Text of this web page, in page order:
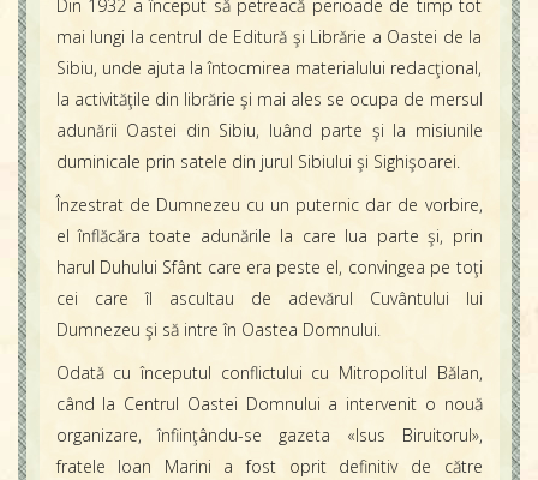
Din 1932 a început să petreacă perioade de timp tot
mai lungi la centrul de Editură şi Librărie a Oastei de la
Sibiu, unde ajuta la întocmirea materialului redacţional,
la activităţile din librărie şi mai ales se ocupa de mersul
adunării Oastei din Sibiu, luând parte şi la misiunile
duminicale prin satele din jurul Sibiului şi Sighişoarei.
Înzestrat de Dumnezeu cu un puternic dar de vorbire,
el înflăcăra toate adunările la care lua parte şi, prin
harul Duhului Sfânt care era peste el, convingea pe toţi
cei care îl ascultau de adevărul Cuvântului lui
Dumnezeu şi să intre în Oastea Domnului.
Odată cu începutul conflictului cu Mitropolitul Bălan,
când la Centrul Oastei Domnului a intervenit o nouă
organizare, înfiinţându-se gazeta «Isus Biruitorul»,
fratele Ioan Marini a fost oprit definitiv de către